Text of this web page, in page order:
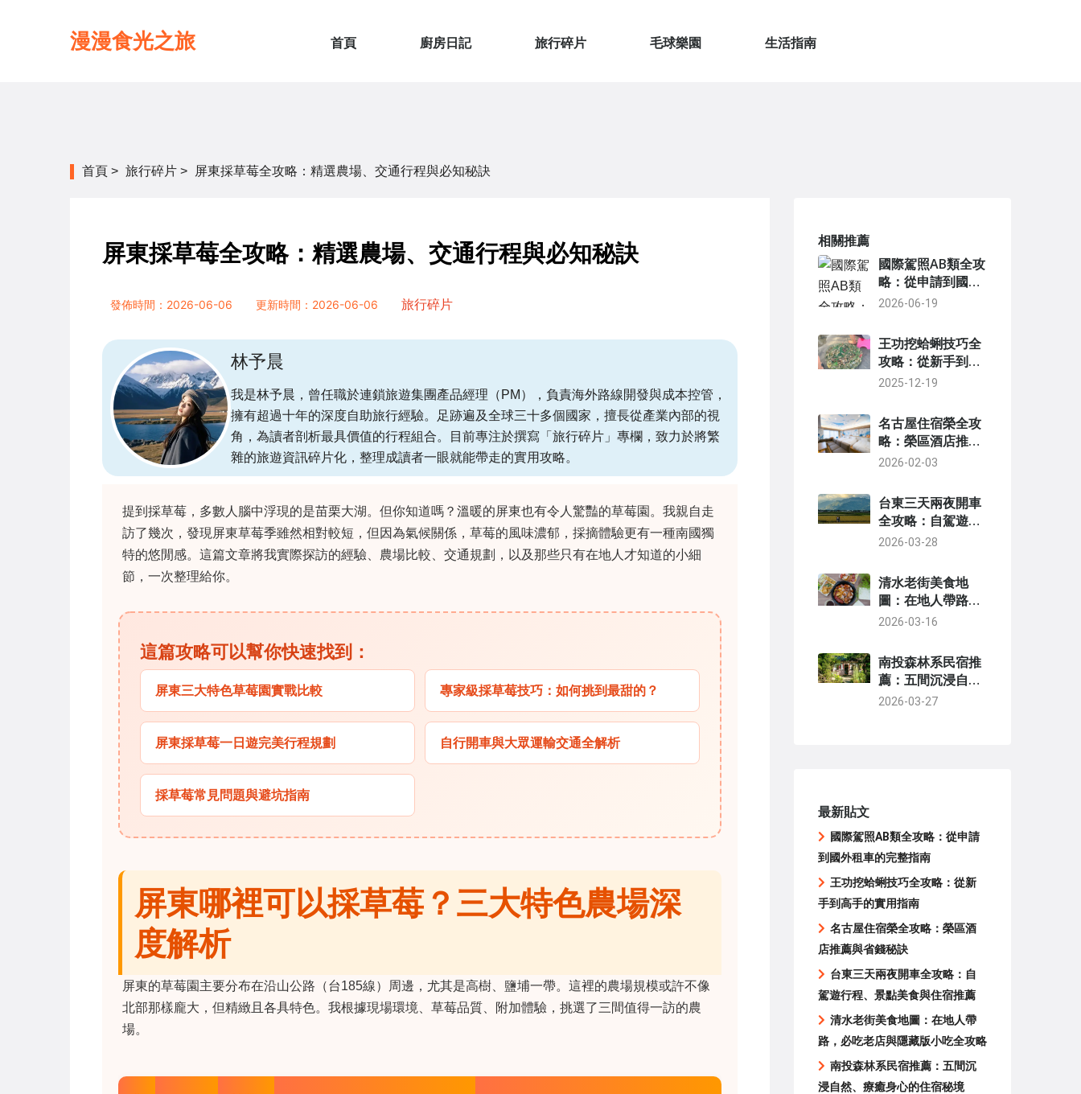
漫漫食光之旅 首頁 廚房日記 旅行碎片 毛球樂園 生活指南
首頁 > 旅行碎片 > 屏東採草莓全攻略：精選農場、交通行程與必知秘訣
屏東採草莓全攻略：精選農場、交通行程與必知秘訣
發佈時間：2026-06-06 更新時間：2026-06-06 旅行碎片
林予晨
我是林予晨，曾任職於連鎖旅遊集團產品經理（PM），負責海外路線開發與成本控管，
擁有超過十年的深度自助旅行經驗。足跡遍及全球三十多個國家，擅長從產業內部的視
角，為讀者剖析最具價值的行程組合。目前專注於撰寫「旅行碎片」專欄，致力於將繁
雜的旅遊資訊碎片化，整理成讀者一眼就能帶走的實用攻略。
提到採草莓，多數人腦中浮現的是苗栗大湖。但你知道嗎？溫暖的屏東也有令人驚豔的草莓園。我親自走
訪了幾次，發現屏東草莓季雖然相對較短，但因為氣候關係，草莓的風味濃郁，採摘體驗更有一種南國獨
特的悠閒感。這篇文章將我實際探訪的經驗、農場比較、交通規劃，以及那些只有在地人才知道的小細
節，一次整理給你。
這篇攻略可以幫你快速找到：
屏東三大特色草莓園實戰比較 專家級採草莓技巧：如何挑到最甜的？
屏東採草莓一日遊完美行程規劃 自行開車與大眾運輸交通全解析
採草莓常見問題與避坑指南
屏東哪裡可以採草莓？三大特色農場深
度解析
屏東的草莓園主要分布在沿山公路（台185線）周邊，尤其是高樹、鹽埔一帶。這裡的農場規模或許不像
北部那樣龐大，但精緻且各具特色。我根據現場環境、草莓品質、附加體驗，挑選了三間值得一訪的農
場。
相關推薦
國際駕照AB類全攻
略：從申請到國外
租車的完整指南
2026-06-19
王功挖蛤蜊技巧全
攻略：從新手到高
手的實用指南
2025-12-19
名古屋住宿榮全攻
略：榮區酒店推薦
與省錢秘訣
2026-02-03
台東三天兩夜開車
全攻略：自駕遊行
程、景點美食與住
2026-03-28
清水老街美食地
圖：在地人帶路，
必吃老店與隱藏版
2026-03-16
南投森林系民宿推
薦：五間沉浸自
然、療癒身心的住
2026-03-27
最新貼文
國際駕照AB類全攻略：從申請
到國外租車的完整指南
王功挖蛤蜊技巧全攻略：從新
手到高手的實用指南
名古屋住宿榮全攻略：榮區酒
店推薦與省錢秘訣
台東三天兩夜開車全攻略：自
駕遊行程、景點美食與住宿推薦
清水老街美食地圖：在地人帶
路，必吃老店與隱藏版小吃全攻略
南投森林系民宿推薦：五間沉
浸自然、療癒身心的住宿秘境